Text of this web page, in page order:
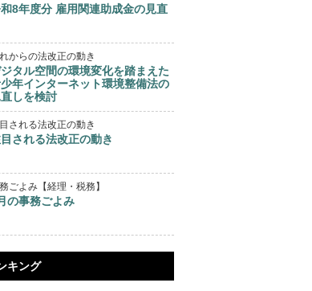
8年度分 雇用関連助成金の見直
からの法改正の動き
タル空間の環境変化を踏まえた
年インターネット環境整備法の
直しを検討
される法改正の動き
される法改正の動き
ごよみ【経理・税務】
の事務ごよみ
キング